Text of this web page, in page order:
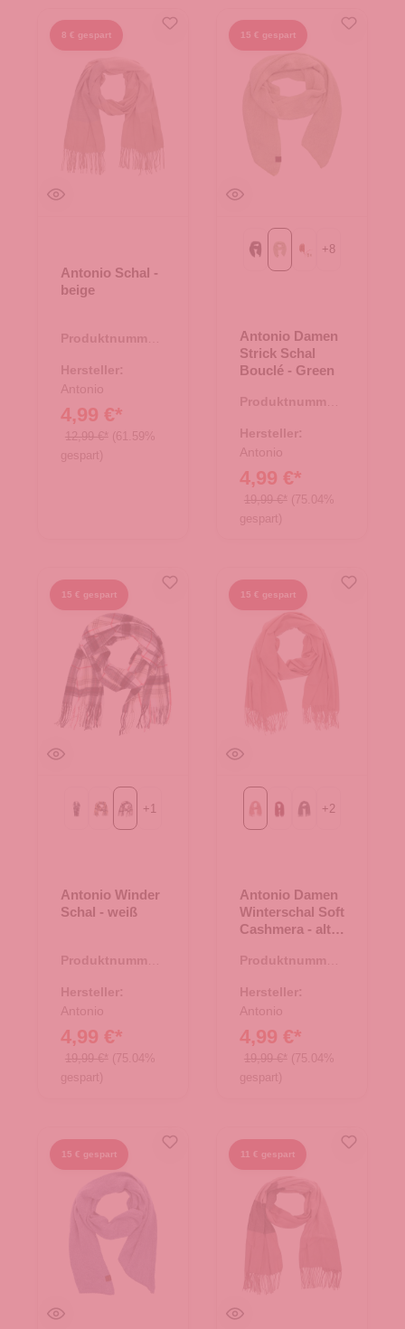
8 € gespart
Antonio Schal -
beige
Produktnummer:
Hersteller:
Antonio
4,99 €*
12,99 €* (61.59%
gespart)
15 € gespart
Black GreenRost
+8
Antonio Damen
Strick Schal
Bouclé - Green
Produktnummer:
Hersteller:
Antonio
4,99 €*
19,99 €* (75.04%
gespart)
15 € gespart
Kariertbeige weiß
+ 1
Antonio Winder
Schal - weiß
Produktnummer:
Hersteller:
Antonio
4,99 €*
19,99 €* (75.04%
gespart)
15 € gespart
alt rosabordeaux
grau
+2
Antonio Damen
Winterschal Soft
Cashmera - alt
Produktnummer:
Hersteller:
Antonio
4,99 €*
19,99 €* (75.04%
gespart)
15 € gespart 11 € gespart